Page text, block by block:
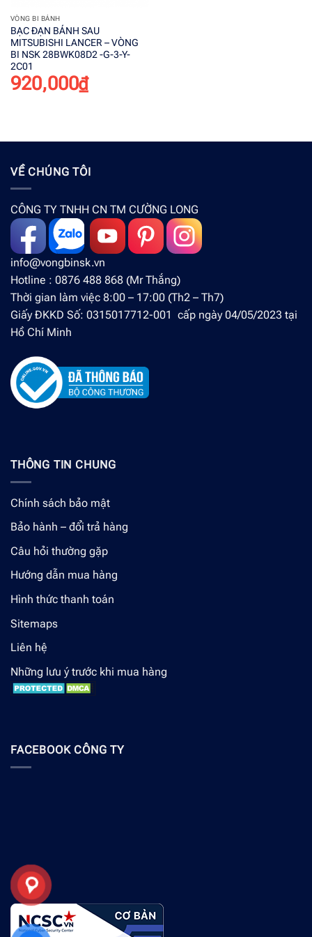
VÒNG BI BÁNH
BẠC ĐẠN BÁNH SAU
MITSUBISHI LANCER – VÒNG
BI NSK 28BWK08D2 -G-3-Y-
2C01
920,000₫
VỀ CHÚNG TÔI
CÔNG TY TNHH CN TM CƯỜNG LONG
info@vongbinsk.vn
Hotline : 0876 488 868 (Mr Thắng)
Thời gian làm việc 8:00 – 17:00 (Th2 – Th7)
Giấy ĐKKD Số: 0315017712-001 cấp ngày 04/05/2023 tại
Hồ Chí Minh
THÔNG TIN CHUNG
Chính sách bảo mật
Bảo hành – đổi trả hàng
Câu hỏi thường gặp
Hướng dẫn mua hàng
Hình thức thanh toán
Sitemaps
Liên hệ
Những lưu ý trước khi mua hàng
FACEBOOK CÔNG TY